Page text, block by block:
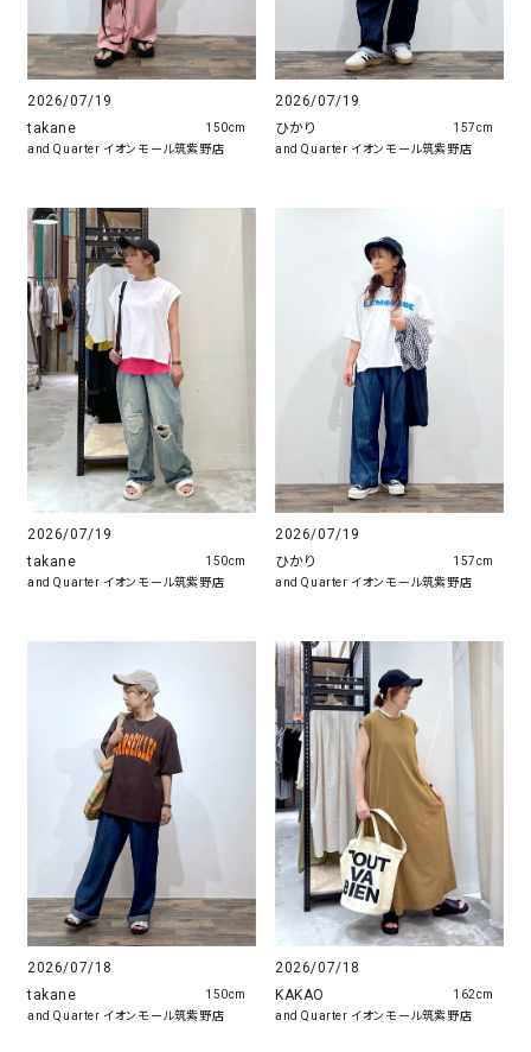
2026/07/19
takane
and Quarter イオンモール筑紫野店
150cm
2026/07/19
ひかり
and Quarter イオンモール筑紫野店
157cm
2026/07/19
takane
and Quarter イオンモール筑紫野店
150cm
2026/07/19
ひかり
and Quarter イオンモール筑紫野店
157cm
2026/07/18
takane
and Quarter イオンモール筑紫野店
150cm
2026/07/18
KAKAO
and Quarter イオンモール筑紫野店
162cm